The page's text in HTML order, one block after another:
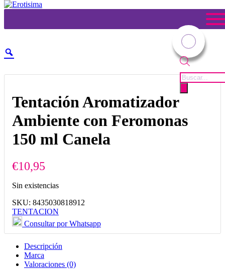
Tienda
Afrodisiacos4 /
Tentación Aromatizador Ambiente con Feromonas 150 ml Canela
Tentación Aromatizador
Ambiente con Feromonas
150 ml Canela
€10,95
Sin existencias
SKU: 8435030818912
TENTACION
Consultar por Whatsapp
Descripción
Marca
Valoraciones (0)
Búsqueda
de
productos